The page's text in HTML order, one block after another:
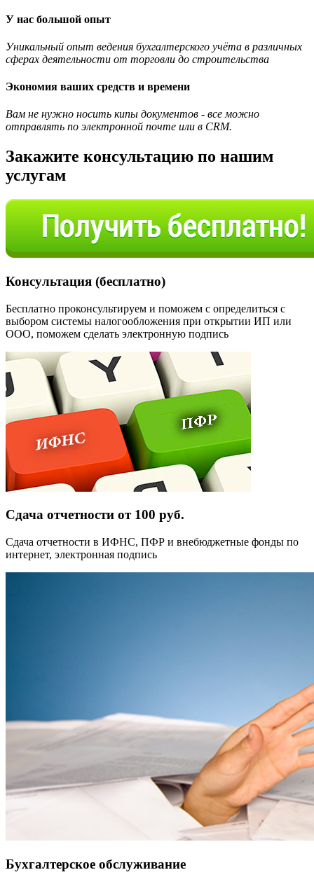
У нас большой опыт
Уникальный опыт ведения бухгалтерского учёта в различных
сферах деятельности от торговли до строительства
Экономия ваших средств и времени
Вам не нужно носить кипы документов - всеможно
отправлять по электронной почте или в CRM.
Закажите консультацию по нашим
услугам
Консультация (бесплатно)
Бесплатно проконсультируем и поможем с определиться с
выбором системы налогообложения при открытии ИП или
ООО, поможем сделать электронную подпись
Сдача отчетности от 100 руб.
Сдача отчетности в ИФНС, ПФР и внебюджетные фонды по
интернет, электронная подпись
Бухгалтерское обслуживание